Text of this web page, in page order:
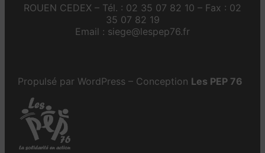
ROUEN CEDEX – Tél. : 02 35 07 82 10 – Fax : 02
35 07 82 19
Email : siege@lespep76.fr
Propulsé par WordPress – Conception Les PEP 76